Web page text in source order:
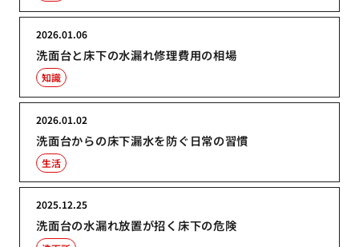
洗面台と床下の水漏れ修理費用の相場
2026.01.06
知識
洗面台からの床下漏水を防ぐ日常の習慣
2026.01.02
生活
洗面台の水漏れ放置が招く床下の危険
2025.12.25